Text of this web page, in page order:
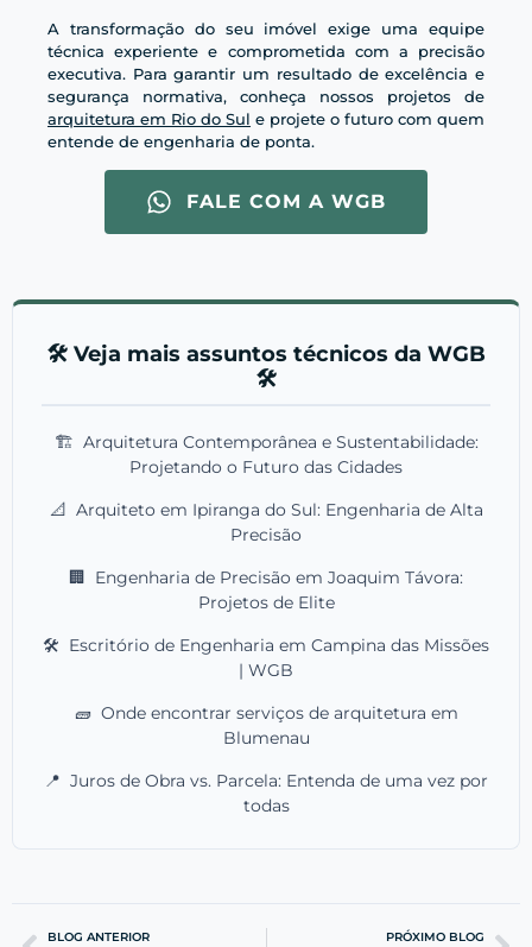
A transformação do seu imóvel exige uma equipe
técnica experiente e comprometida com a precisão
executiva. Para garantir um resultado de excelência e
segurança normativa, conheça nossos projetos de
arquitetura em Rio do Sul e projete o futuro com quem
entende de engenharia de ponta.
FALE COM A WGB
🛠️ Veja mais assuntos técnicos da WGB
🛠️
🏗️ Arquitetura Contemporânea e Sustentabilidade:
Projetando o Futuro das Cidades
📐 Arquiteto em Ipiranga do Sul: Engenharia de Alta
Precisão
🏢
Engenharia de Precisão em Joaquim Távora:
Projetos de Elite
🛠️ Escritório de Engenharia em Campina das Missões
| WGB
🧱 Onde encontrar serviços de arquitetura em
Blumenau
📍 Juros de Obra vs. Parcela: Entenda de uma vez por
todas
BLOG ANTERIOR PRÓXIMO BLOG